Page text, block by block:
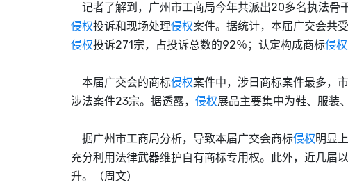
记者了解到，广州市工商局今年共派出20多名执法骨
侵权投诉和现场处理侵权案件。据统计，本届广交会共
侵权投诉271宗，占投诉总数的92％；认定构成商标侵权
本届广交会的商标侵权案件中，涉日商标案件最多，
涉法案件23宗。据透露， 侵权展品主要集中为鞋、服装
据广州市工商局分析，导致本届广交会商标侵权明显
充分利用法律武器维护自有商标专用权。此外，近几届
升。（周文）